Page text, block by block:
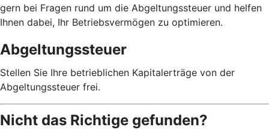
gern bei Fragen rund um die Abgeltungssteuer und helfen
Ihnen dabei, Ihr Betriebsvermögen zu optimieren.
Abgeltungssteuer
Stellen Sie Ihre betrieblichen Kapitalerträge von der
Abgeltungssteuer frei.
Nicht das Richtige gefunden?